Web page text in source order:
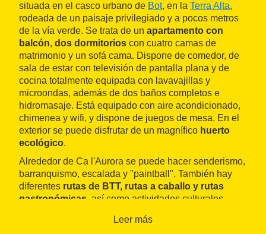
situada en el casco urbano de Bot, en la Terra Alta,
rodeada de un paisaje privilegiado y a pocos metros
de la vía verde. Se trata de un apartamento con
balcón, dos dormitorios con cuatro camas de
matrimonio y un sofá cama. Dispone de comedor, de
sala de estar con televisión de pantalla plana y de
cocina totalmente equipada con lavavajillas y
microondas, además de dos baños completos e
hidromasaje. Está equipado con aire acondicionado,
chimenea y wifi, y dispone de juegos de mesa. En el
exterior se puede disfrutar de un magnífico huerto
ecológico.
Alrededor de Ca l'Aurora se puede hacer senderismo,
barranquismo, escalada y "paintball". También hay
diferentes rutas de BTT, rutas a caballo y rutas
gastronómicas , así como actividades culturales.
Matarranya, Canaletes
Leer más